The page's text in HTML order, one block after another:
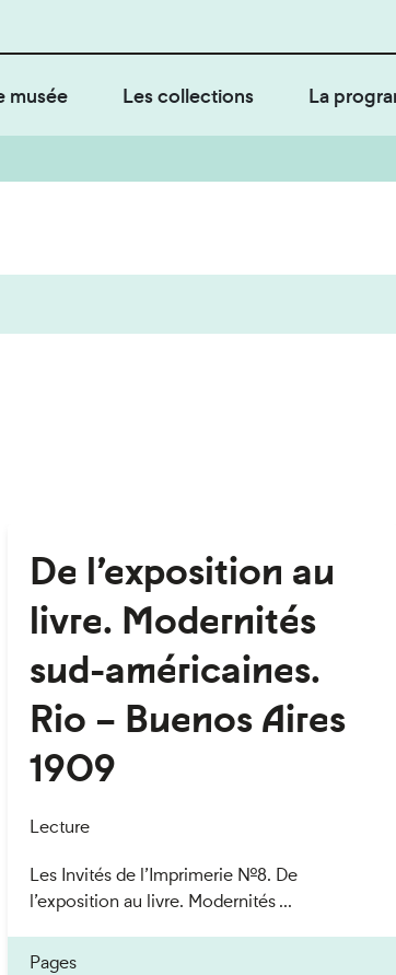
musée Les collections La
De l’exposition au
livre. Modernités
sud-américaines.
Rio – Buenos Aires
1909
Lecture
Les Invités de l’Imprimerie n°8. De
l’exposition au livre. Modernités ...
Pages